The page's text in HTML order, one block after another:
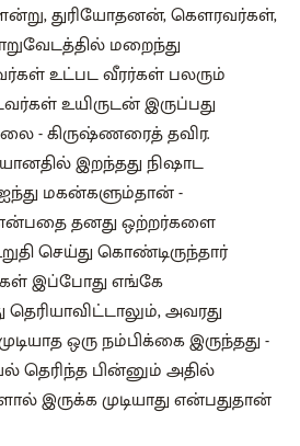
துரியோதனன், கௌரவர்கள்,
மறைந்து
உட்பட வீரர்கள் பலரும்
உயிருடன் இருப்பது
- கிருஷ்ணரைத் தவிர.
இறந்தது நிஷாட
மகன்களும்தான் -
தனது ஒற்றர்களை
செய்து கொண்டிருந்தார்
இப்போது எங்கே
அவரது
ஒரு நம்பிக்கை இருந்தது -
தெரிந்த பின்னும் அதில்
இருக்க முடியாது என்பதுதான்